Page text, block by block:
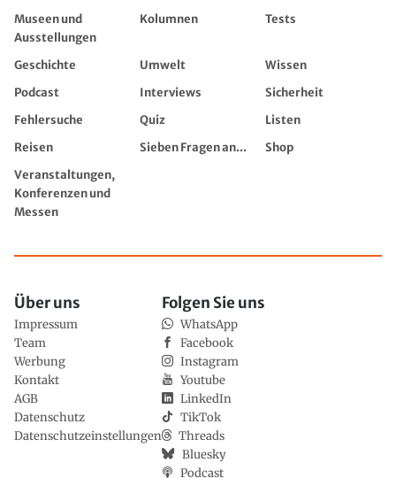
Museen und
Ausstellungen
Kolumnen Tests
Geschichte Umwelt
Wissen
Podcast
Interviews
Sicherheit
Fehlersuche
Quiz
Listen
Reisen
Sieben Fragen an...
Shop
Veranstaltungen,
Konferenzen und
Messen
Über uns
Impressum
Team
Werbung
Kontakt
AGB
Datenschutz
Datenschutzeinstellungen
Folgen Sie uns
WhatsApp
Facebook
Instagram
Youtube
LinkedIn
TikTok
Threads
Bluesky
Podcast